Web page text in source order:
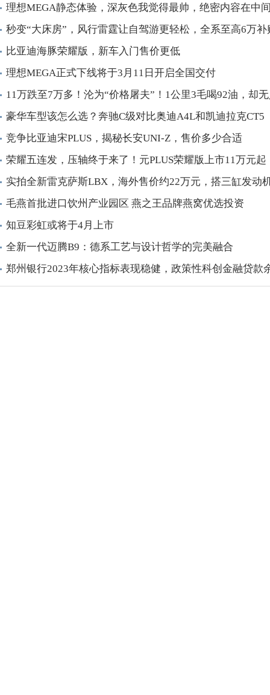
理想MEGA静态体验，深灰色我觉得最帅，绝密内容在中
秒变“大床房”，风行雷霆让自驾游更轻松，全系至高6万补
比亚迪海豚荣耀版，新车入门售价更低
理想MEGA正式下线将于3月11日开启全国交付
11万跌至7万多！沦为“价格屠夫”！1公里3毛喝92油，却
豪华车型该怎么选？奔驰C级对比奥迪A4L和凯迪拉克CT5
竞争比亚迪宋PLUS，揭秘长安UNI-Z，售价多少合适
荣耀五连发，压轴终于来了！元PLUS荣耀版上市11万元起
实拍全新雷克萨斯LBX，海外售价约22万元，搭三缸发动
毛燕首批进口饮州产业园区 燕之王品牌燕窝优选投资
知豆彩虹或将于4月上市
全新一代迈腾B9：德系工艺与设计哲学的完美融合
郑州银行2023年核心指标表现稳健，政策性科创金融贷款